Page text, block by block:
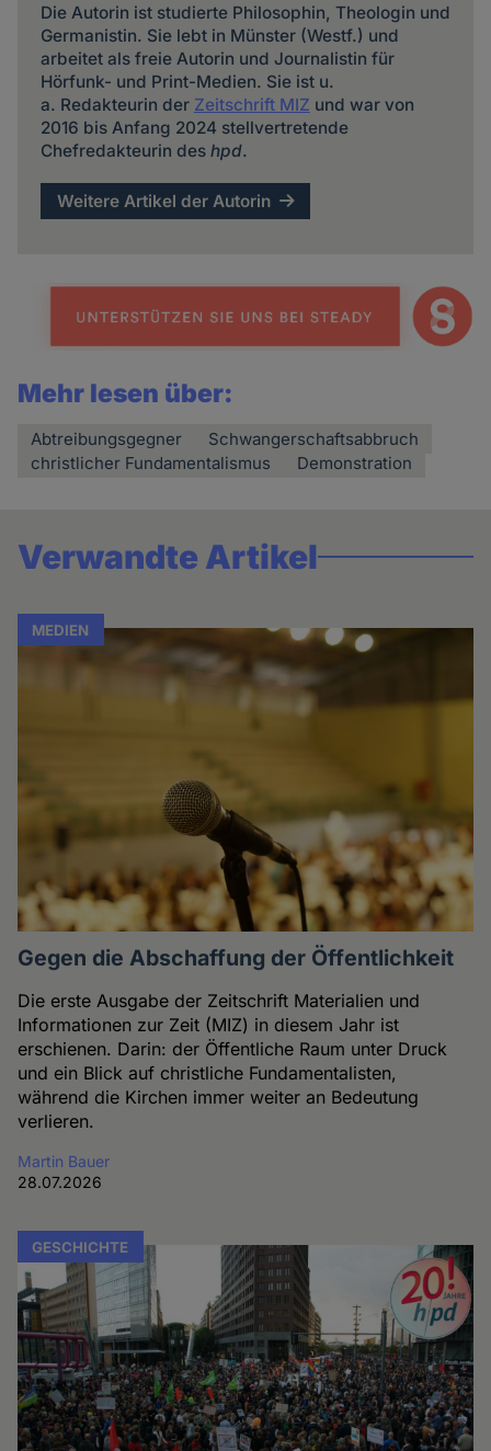
Die Autorin ist studierte Philosophin, Theologin und
Germanistin. Sie lebt in Münster (Westf.) und
arbeitet als freie Autorin und Journalistin für
Hörfunk- und Print-Medien. Sie ist u.
a. Redakteurin der Zeitschrift MIZ und war von
2016 bis Anfang 2024 stellvertretende
Chefredakteurin des hpd.
Weitere Artikel der Autorin
Mehr lesen über:
Abtreibungsgegner
Schwangerschaftsabbruch
christlicher Fundamentalismus
Demonstration
Verwandte Artikel
MEDIEN
Gegen die Abschaffung der Öffentlichkeit
Die erste Ausgabe der Zeitschrift Materialien und
Informationen zur Zeit (MIZ) in diesem Jahr ist
erschienen. Darin: der Öffentliche Raum unter Druck
und ein Blick auf christliche Fundamentalisten,
während die Kirchen immer weiter an Bedeutung
verlieren.
Martin Bauer
28.07.2026
GESCHICHTE